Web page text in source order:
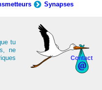
Synapses
Contact
tu
ne